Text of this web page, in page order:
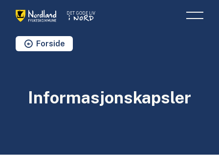
Du er her:Forside
Informasjonskapsler